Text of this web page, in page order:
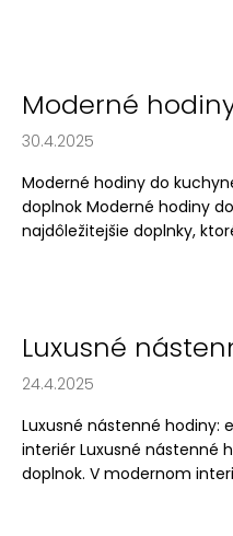
Moderné
30.4.2025
Moderné hodiny do
doplnok Moderné hodiny
najdôležitejšie doplnky,
Luxusné
24.4.2025
Luxusné nástenné hodiny:
interiér Luxusné nástenné
doplnok. V modernom